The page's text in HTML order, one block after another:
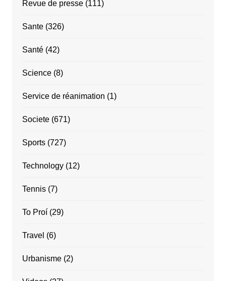
Revue de presse(111)
Sante(326)
Santé(42)
Science(8)
Service de réanimation (1)
Societe(671)
Sports(727)
Technology(12)
Tennis(7)
To Proí(29)
Travel (6)
Urbanisme(2)